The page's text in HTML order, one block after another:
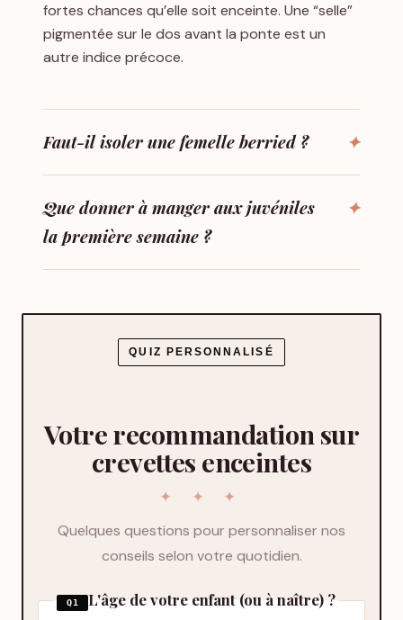
fortes chances qu’elle soit enceinte. Une “selle”
pigmentée sur le dos avant la ponte est un
autre indice précoce.
Faut-il isoler une femelle berried ?
Que donner à manger aux juvéniles
la première semaine ?
QUIZ PERSONNALISÉ
Votre recommandation sur
crevettes enceintes
Quelques questions pour personnaliser nos
conseils selon votre quotidien.
Q1 L'âge de votre enfant (ou à naître) ?